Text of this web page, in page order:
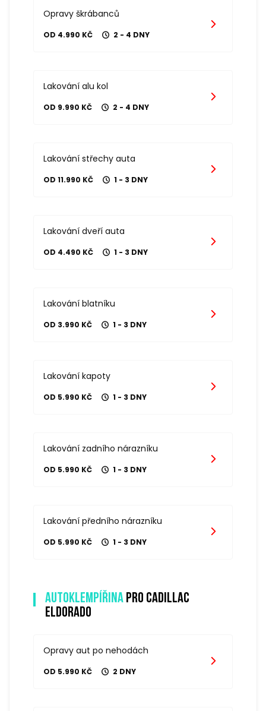
Opravy škrábanců
OD 4.990 KČ 2 - 4 DNY
Lakování alu kol
OD 9.990 KČ 2 - 4 DNY
Lakování střechy auta
OD 11.990 KČ 1 - 3 DNY
Lakování dveří auta
OD 4.490 KČ 1 - 3 DNY
Lakování blatníku
OD 3.990 KČ 1 - 3 DNY
Lakování kapoty
OD 5.990 KČ 1 - 3 DNY
Lakování zadního nárazníku
OD 5.990 KČ 1 - 3 DNY
Lakování předního nárazníku
OD 5.990 KČ 1 - 3 DNY
Autoklempířina pro cadillac
eldorado
Opravy aut po nehodách
OD 5.990 KČ 2 DNY